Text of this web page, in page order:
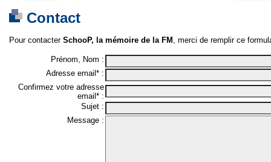
Contact
Pour contacter SchooP, la mémoire de la FM , merci de remplir ce
Prénom, Nom :
Adresse email* :
Confirmez votre adresse
email* :
Sujet :
Message :